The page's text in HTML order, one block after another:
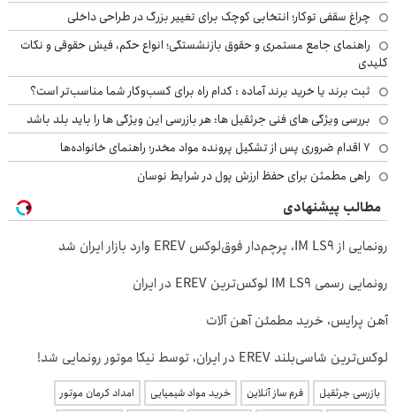
چراغ سقفی توکار؛ انتخابی کوچک برای تغییر بزرگ در طراحی داخلی
راهنمای جامع مستمری و حقوق بازنشستگی؛ انواع حکم، فیش حقوقی و نکات
کلیدی
ثبت برند یا خرید برند آماده : کدام راه برای کسب‌وکار شما مناسب‌تر است؟
بررسی ویژگی های فنی جرثقیل ها: هر بازرسی این ویژگی ها را باید بلد باشد
۷ اقدام ضروری پس از تشکیل پرونده مواد مخدر؛ راهنمای خانواده‌ها
راهی مطمئن برای حفظ ارزش پول در شرایط نوسان
مطالب پیشنهادی
رونمایی از IM LS9، پرچم‌دار فوق‌لوکس EREV وارد بازار ایران شد
رونمایی رسمی IM LS9 لوکس‌ترین EREV در ایران
آهن پرایس، خرید مطمئن آهن آلات
لوکس‌ترین شاسی‌بلند EREV در ایران، توسط نیکا موتور رونمایی شد!
بازرسی جرثقیل فرم ساز آنلاین خرید مواد شیمیایی امداد کرمان موتور